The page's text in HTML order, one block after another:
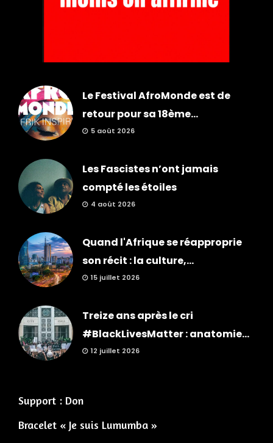
Le Festival AfroMonde est de
retour pour sa 18ème...
5 août 2026
Les Fascistes n’ont jamais
compté les étoiles
4 août 2026
Quand l'Afrique se réapproprie
son récit : la culture,...
15 juillet 2026
Treize ans après le cri
#BlackLivesMatter : anatomie...
12 juillet 2026
Support : Don
Bracelet « Je suis Lumumba »